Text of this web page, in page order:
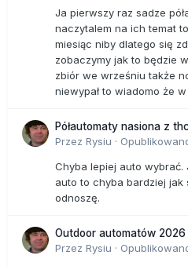
Ja pierwszy raz sadze
naczytalem na ich temat
miesiąc niby dlatego się
zobaczymy jak to będzie
zbiór we wrześniu także
niewypał to wiadomo że
Półautomaty nasiona z
Przez Rysiu ·
Chyba lepiej auto wybrać.
auto to chyba bardziej jak
odnoszę.
Outdoor automatów 2026
Przez Rysiu ·